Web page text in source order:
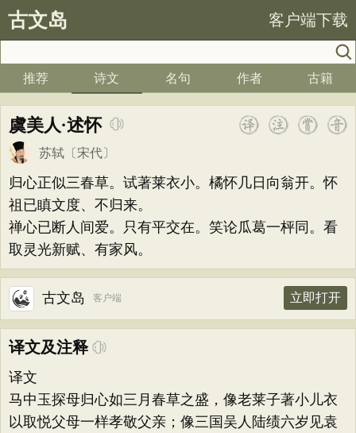
古文岛 客户端下载
推荐 诗文 名句 作者 古籍
虞美人·述怀
苏轼 〔宋代〕
归心正似三春草。试著莱衣小。橘怀几日向翁开。怀
祖已瞋文度、不归来。
禅心已断人间爱。只有平交在。笑论瓜葛一枰同。看
取灵光新赋、有家风。
古文岛 客户端 立即打开
译文及注释
译文
马中玉探母归心如三月春草之盛，像老莱子著小儿衣
以取悦父母一样孝敬父亲；像三国吴人陆绩六岁见袁